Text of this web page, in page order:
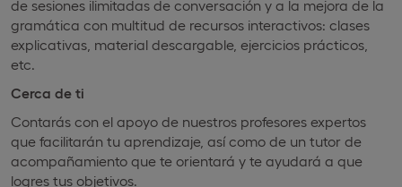
de sesiones ilimitadas de conversación y a la mejora de la
gramática con multitud de recursos interactivos: clases
explicativas, material descargable, ejercicios prácticos,
etc.
Cerca de ti
Contarás con el apoyo de nuestros profesores expertos
que facilitarán tu aprendizaje, así como de un tutor de
acompañamiento que te orientará y te ayudará a que
logres tus objetivos.